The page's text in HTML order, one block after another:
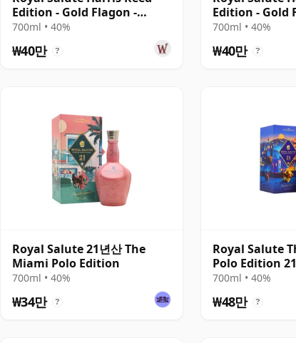
Edition - Gold Flagon -
Edition II No. 21년산
700ml • 40%
₩40만 ?
Edition - Gold
Edition II No.
700ml • 40%
₩40만 ?
Royal Salute 21년산 The
Miami Polo Edition
700ml • 40%
₩34만 ?
Royal Salute
Polo Edition
700ml • 40%
₩48만 ?